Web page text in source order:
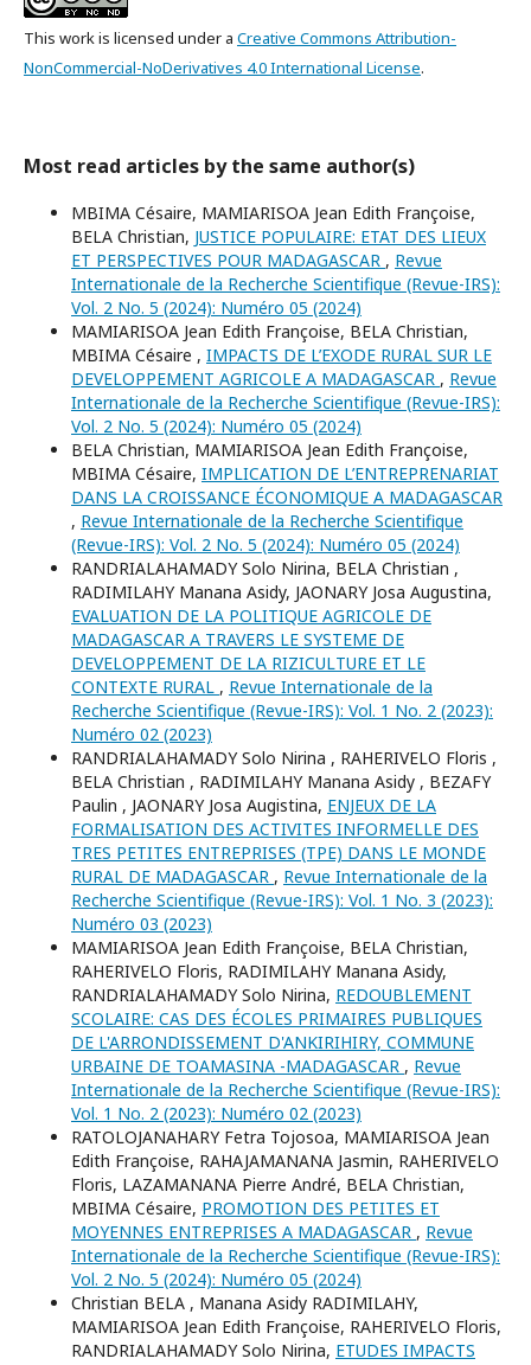
This work is licensed under a Creative Commons Attribution-
NonCommercial-NoDerivatives 4.0 International License.
Most read articles by the same author(s)
MBIMA Césaire, MAMIARISOA Jean Edith Françoise,
BELA Christian, JUSTICE POPULAIRE: ETAT DES LIEUX
ET PERSPECTIVES POUR MADAGASCAR , Revue
Internationale de la Recherche Scientifique (Revue-IRS):
Vol. 2 No. 5 (2024): Numéro 05 (2024)
MAMIARISOA Jean Edith Françoise, BELA Christian,
MBIMA Césaire , IMPACTS DE L’EXODE RURAL SUR LE
DEVELOPPEMENT AGRICOLE A MADAGASCAR , Revue
Internationale de la Recherche Scientifique (Revue-IRS):
Vol. 2 No. 5 (2024): Numéro 05 (2024)
BELA Christian, MAMIARISOA Jean Edith Françoise,
MBIMA Césaire, IMPLICATION DE L’ENTREPRENARIAT
DANS LA CROISSANCE ÉCONOMIQUE A MADAGASCAR
, Revue Internationale de la Recherche Scientifique
(Revue-IRS): Vol. 2 No. 5 (2024): Numéro 05 (2024)
RANDRIALAHAMADY Solo Nirina, BELA Christian ,
RADIMILAHY Manana Asidy, JAONARY Josa Augustina,
EVALUATION DE LA POLITIQUE AGRICOLE DE
MADAGASCAR A TRAVERS LE SYSTEME DE
DEVELOPPEMENT DE LA RIZICULTURE ET LE
CONTEXTE RURAL , Revue Internationale de la
Recherche Scientifique (Revue-IRS): Vol. 1 No. 2 (2023):
Numéro 02 (2023)
RANDRIALAHAMADY Solo Nirina , RAHERIVELO Floris ,
BELA Christian , RADIMILAHY Manana Asidy , BEZAFY
Paulin , JAONARY Josa Augistina, ENJEUX DE LA
FORMALISATION DES ACTIVITES INFORMELLE DES
TRES PETITES ENTREPRISES (TPE) DANS LE MONDE
RURAL DE MADAGASCAR , Revue Internationale de la
Recherche Scientifique (Revue-IRS): Vol. 1 No. 3 (2023):
Numéro 03 (2023)
MAMIARISOA Jean Edith Françoise, BELA Christian,
RAHERIVELO Floris, RADIMILAHY Manana Asidy,
RANDRIALAHAMADY Solo Nirina, REDOUBLEMENT
SCOLAIRE: CAS DES ÉCOLES PRIMAIRES PUBLIQUES
DE L'ARRONDISSEMENT D'ANKIRIHIRY, COMMUNE
URBAINE DE TOAMASINA -MADAGASCAR , Revue
Internationale de la Recherche Scientifique (Revue-IRS):
Vol. 1 No. 2 (2023): Numéro 02 (2023)
RATOLOJANAHARY Fetra Tojosoa, MAMIARISOA Jean
Edith Françoise, RAHAJAMANANA Jasmin, RAHERIVELO
Floris, LAZAMANANA Pierre André, BELA Christian,
MBIMA Césaire, PROMOTION DES PETITES ET
MOYENNES ENTREPRISES A MADAGASCAR , Revue
Internationale de la Recherche Scientifique (Revue-IRS):
Vol. 2 No. 5 (2024): Numéro 05 (2024)
Christian BELA , Manana Asidy RADIMILAHY,
MAMIARISOA Jean Edith Françoise, RAHERIVELO Floris,
RANDRIALAHAMADY Solo Nirina, ETUDES IMPACTS